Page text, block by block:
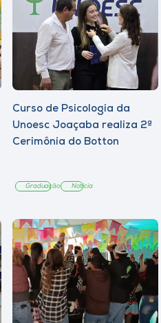
Curso de Psicologia da
Unoesc Joaçaba realiza 2ª
Cerimônia do Botton
Graduação Notícia